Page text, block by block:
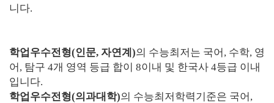
니다.
학업우수전형(인문, 자연계)의 수능최저는 국어, 수학, 영
어, 탐구 4개 영역 등급 합이 8이내 및 한국사 4등급 이내
입니다.
학업우수전형(의과대학)의 수능최저학력기준은 국어,